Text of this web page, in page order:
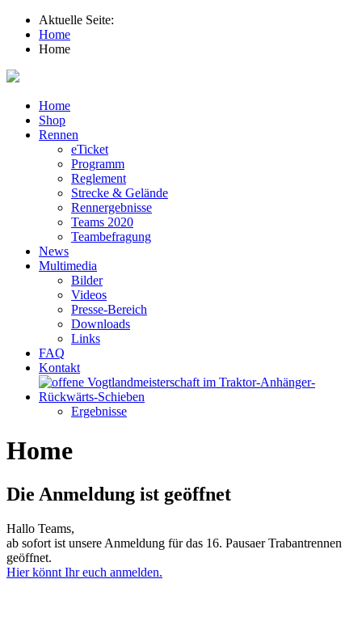
Aktuelle Seite:
Home
Home
Home
Shop
Rennen
eTicket
Programm
Reglement
Strecke & Gelände
Rennergebnisse
Teams 2020
Teambefragung
News
Multimedia
Bilder
Videos
Presse-Bereich
Downloads
Links
FAQ
Kontakt
Ergebnisse
Home
Die Anmeldung ist geöffnet
Hallo Teams,
ab sofort ist unsere Anmeldung für das 16. Pausaer Trabantrennen
geöffnet.
Hier könnt Ihr euch anmelden.